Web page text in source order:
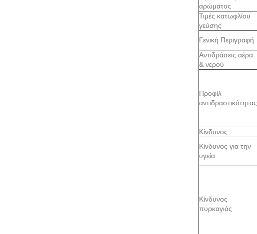
αρώματος
Τιμές κατωφλίου
γεύσης
Γενική Περιγραφή
Αντιδράσεις αέρα
& νερού
Προφίλ
αντιδραστικότητας
Κίνδυνος
Κίνδυνος για την
υγεία
Κίνδυνος
πυρκαγιάς